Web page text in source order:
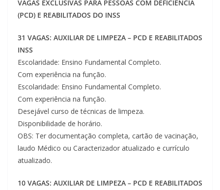
VAGAS EXCLUSIVAS PARA PESSOAS COM DEFICIÊNCIA
(PCD) E REABILITADOS DO INSS
31 VAGAS: AUXILIAR DE LIMPEZA – PCD E REABILITADOS
INSS
Escolaridade: Ensino Fundamental Completo.
Com experiência na função.
Escolaridade: Ensino Fundamental Completo.
Com experiência na função.
Desejável curso de técnicas de limpeza.
Disponibilidade de horário.
OBS: Ter documentação completa, cartão de vacinação,
laudo Médico ou Caracterizador atualizado e currículo
atualizado.
10 VAGAS: AUXILIAR DE LIMPEZA – PCD E REABILITADOS